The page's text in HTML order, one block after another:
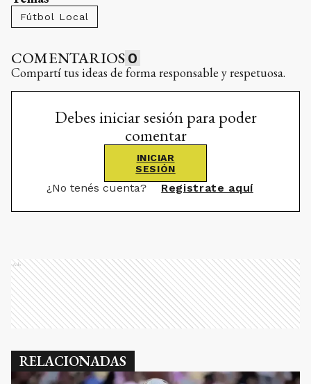
Fútbol Local
COMENTARIOS 0
Compartí tus ideas de forma responsable y respetuosa.
Debes iniciar sesión para poder
comentar
INICIAR
SESIÓN
¿No tenés cuenta? Registrate aquí
Ads
RELACIONADAS